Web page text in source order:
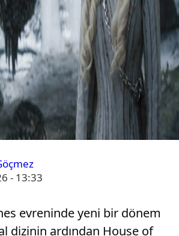
- 13:33
evreninde yeni bir dönem
dizinin ardından House of